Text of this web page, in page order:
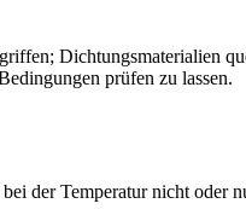
Dichtungsmaterialien
prüfen zu lassen.
der Temperatur nicht oder